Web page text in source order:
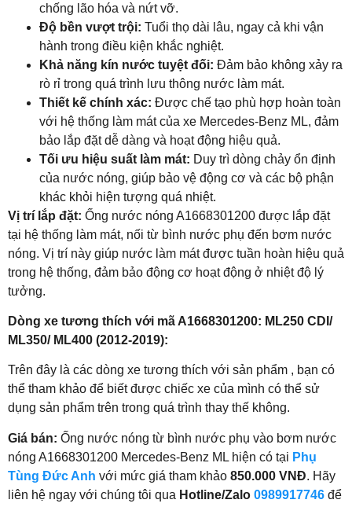
chống lão hóa và nứt vỡ.
Độ bền vượt trội: Tuổi thọ dài lâu, ngay cả khi vận
hành trong điều kiện khắc nghiệt.
Khả năng kín nước tuyệt đối: Đảm bảo không xảy ra
rò rỉ trong quá trình lưu thông nước làm mát.
Thiết kế chính xác: Được chế tạo phù hợp hoàn toàn
với hệ thống làm mát của xe Mercedes-Benz ML, đảm
bảo lắp đặt dễ dàng và hoạt động hiệu quả.
Tối ưu hiệu suất làm mát: Duy trì dòng chảy ổn định
của nước nóng, giúp bảo vệ động cơ và các bộ phận
khác khỏi hiện tượng quá nhiệt.
Vị trí lắp đặt: Ống nước nóng A1668301200 được lắp đặt
tại hệ thống làm mát, nối từ bình nước phụ đến bơm nước
nóng. Vị trí này giúp nước làm mát được tuần hoàn hiệu quả
trong hệ thống, đảm bảo động cơ hoạt động ở nhiệt độ lý
tưởng.
Dòng xe tương thích với mã A1668301200: ML250 CDI/
ML350/ ML400 (2012-2019):
Trên đây là các dòng xe tương thích với sản phẩm , bạn có
thể tham khảo để biết được chiếc xe của mình có thể sử
dụng sản phẩm trên trong quá trình thay thế không.
Giá bán: Ống nước nóng từ bình nước phụ vào bơm nước
nóng A1668301200 Mercedes-Benz ML hiện có tại Phụ
Tùng Đức Anh với mức giá tham khảo 850.000 VNĐ. Hãy
liên hệ ngay với chúng tôi qua Hotline/Zalo 0989917746 để